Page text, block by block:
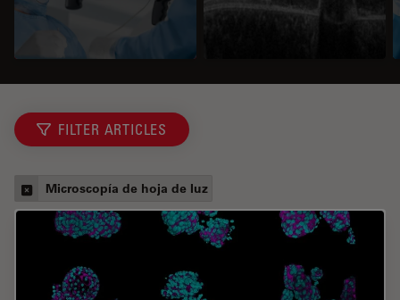
FILTER ARTICLES
Microscopía de hoja de luz